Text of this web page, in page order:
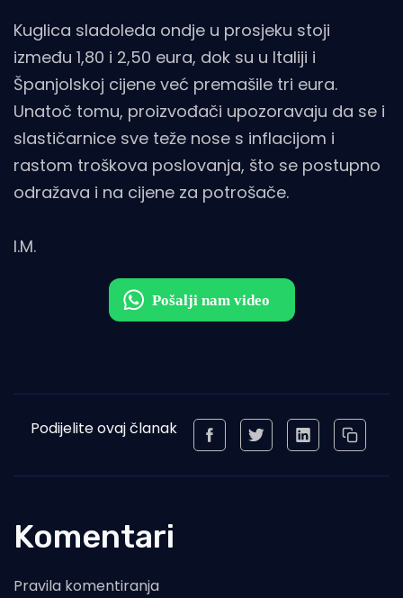
Kuglica sladoleda ondje u prosjeku stoji
između 1,80 i 2,50 eura, dok su u Italiji i
Španjolskoj cijene već premašile tri eura.
Unatoč tomu, proizvođači upozoravaju da se i
slastičarnice sve teže nose s inflacijom i
rastom troškova poslovanja, što se postupno
odražava i na cijene za potrošače.
I.M.
Podijelite ovaj članak
Komentari
Pravila komentiranja